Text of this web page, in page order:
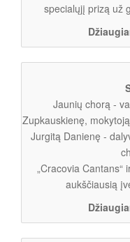
specialųjį prizą už
Jaunių chorą -
Zupkauskienę,
Jurgitą Danienę -
„Cracovia
aukščiausią